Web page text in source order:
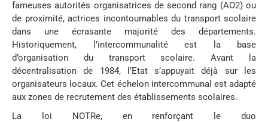
fameuses autorités organisatrices de second rang (AO2) ou
de proximité, actrices incontournables du transport scolaire
dans une écrasante majorité des départements.
Historiquement, l’intercommunalité est la base
d’organisation du transport scolaire. Avant la
décentralisation de 1984, l’Etat s’appuyait déjà sur les
organisateurs locaux. Cet échelon intercommunal est adapté
aux zones de recrutement des établissements scolaires.
La loi NOTRe, en renforçant le duo